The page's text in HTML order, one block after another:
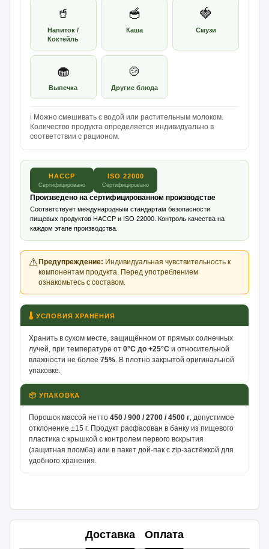
🥤
Напиток /
Коктейль
🥣
Каша
🍓
Смузи
🧁
Выпечка
🍲
Другие блюда
ℹ️ Можно смешивать с водой или растительным молоком.
Количество продукта определяется индивидуально в
соответствии с рационом.
HACCP
Сертифицировано
ISO 22000
Сертифицировано
Произведено на сертифицированном производстве
Соответствует международным стандартам безопасности
пищевых продуктов HACCP и ISO 22000. Контроль качества на
каждом этапе производства.
⚠️Предупреждение: Индивидуальная чувствительность к
компонентам продукта. Перед употреблением
ознакомьтесь с составом.
🌡 УСЛОВИЯ ХРАНЕНИЯ
Хранить в сухом месте, защищённом от прямых солнечных
лучей, при температуре от0°С до +25°С и относительной
влажности не более75% . В плотно закрытой оригинальной
упаковке.
📦 УПАКОВКА
Порошок массой нетто450 / 900 / 2700 / 4500 г , допустимое
отклонение ±15 г. Продукт расфасован в банку из пищевого
пластика с крышкой с контролем первого вскрытия
(защитная пломба) или в пакет дой-пак с zip-застёжкой для
удобного хранения.
Доставка Оплата